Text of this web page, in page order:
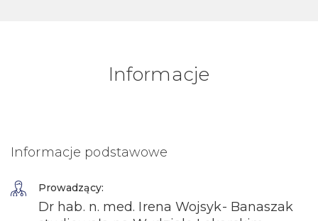
Informacje
Informacje podstawowe
Prowadzący:
Dr hab. n. med. Irena Wojsyk- Banaszak